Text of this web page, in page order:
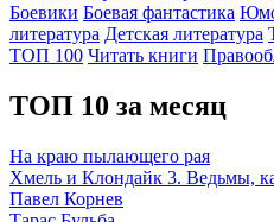
Боевики Боевая фантастика
литература Детская литература
ТОП 100 Читать книги
ТОП 10 за месяц
На краю пылающего рая
Хмель и Клондайк 3. Ведьмы,
Павел Корнев